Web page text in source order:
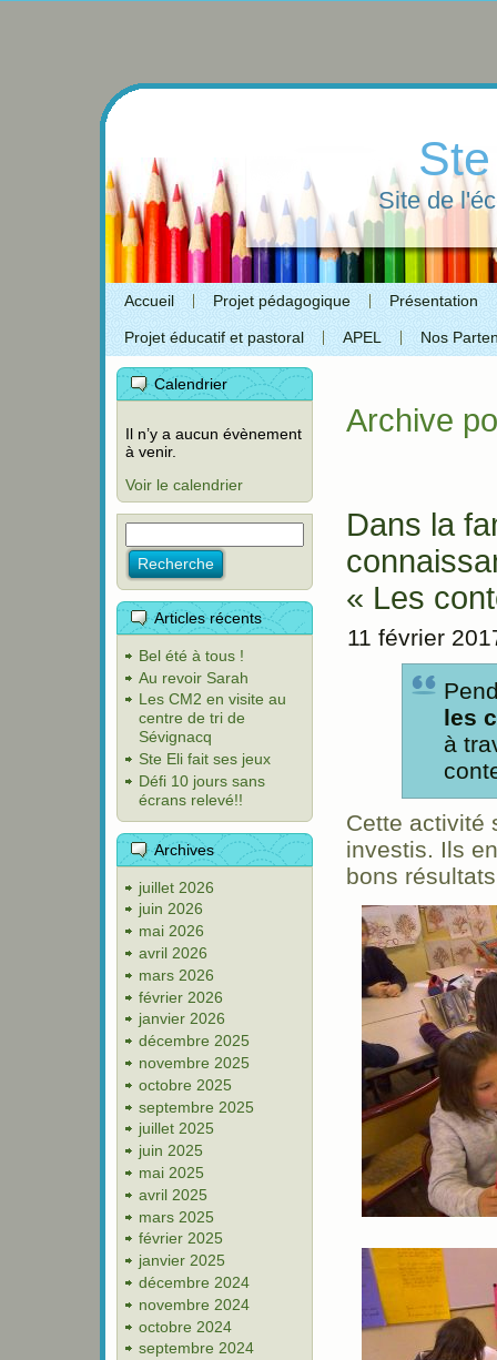
Site de
Accueil Projet pédagogique Présentation
Projet éducatif et pastoral APEL Nos
Calendrier
Il n’y a aucun évènement
à venir.
Voir le calendrier
Articles récents
Bel été à tous !
Au revoir Sarah
Les CM2 en visite au
centre de tri de
Sévignacq
Ste Eli fait ses jeux
Défi 10 jours sans
écrans relevé!!
Archives
juillet 2026
juin 2026
mai 2026
avril 2026
mars 2026
février 2026
janvier 2026
décembre 2025
novembre 2025
octobre 2025
septembre 2025
juillet 2025
juin 2025
mai 2025
avril 2025
mars 2025
février 2025
janvier 2025
décembre 2024
novembre 2024
octobre 2024
septembre 2024
Archive
Dans la
« Les
11 février
les
à
Cette activité
investis. Ils
bons